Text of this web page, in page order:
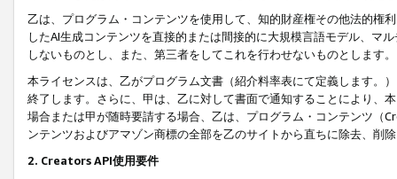
乙は、プログラム・コンテンツを使用して、知的財産権その他法的権
したAI生成コンテンツを直接的または間接的に大規模言語モデル、マ
しないものとし、また、第三者をしてこれを行わせないものとします。
本ライセンスは、乙がプログラム文書（紹介料率表にて定義します。
終了します。さらに、甲は、乙に対して書面で通知することにより、
場合または甲が随時要請する場合、乙は、プログラム・コンテンツ（
ンテンツおよびアマゾン商標の全部を乙のサイトから直ちに除去、削
2. Creators API使用要件